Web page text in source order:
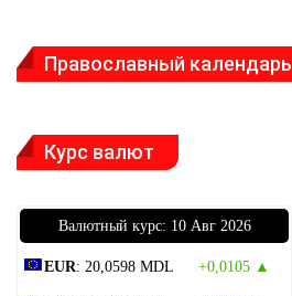
Православный календарь
Курс валют
Bалютный курс: 10 Авг 2026
EUR: 20,0598 MDL +0,0105 ▲